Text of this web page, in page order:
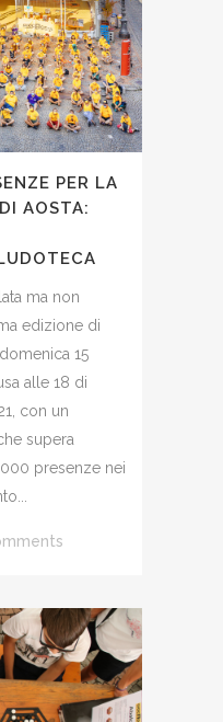
PER LA
AOSTA:
ma non
edizione di
15
alle 18 di
con un
supera
presenze nei